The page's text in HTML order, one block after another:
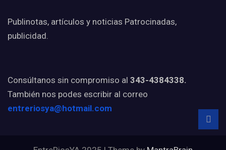
Publinotas, artículos y noticias Patrocinadas,
publicidad.
Consúltanos sin compromiso al 343-4384338.
También nos podes escribir al correo
entreriosya@hotmail.com